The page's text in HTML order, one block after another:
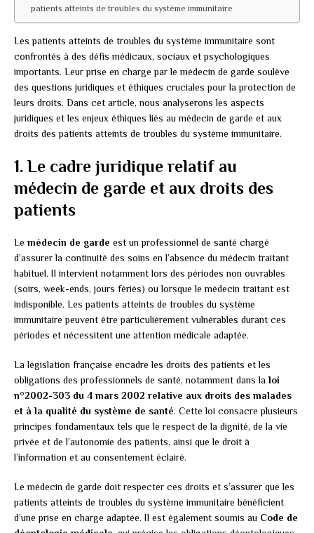
patients atteints de troubles du système immunitaire
Les patients atteints de troubles du système immunitaire sont
confrontés à des défis médicaux, sociaux et psychologiques
importants. Leur prise en charge par le médecin de garde soulève
des questions juridiques et éthiques cruciales pour la protection de
leurs droits. Dans cet article, nous analyserons les aspects
juridiques et les enjeux éthiques liés au médecin de garde et aux
droits des patients atteints de troubles du système immunitaire.
1. Le cadre juridique relatif au
médecin de garde et aux droits des
patients
Le médecin de garde est un professionnel de santé chargé
d’assurer la continuité des soins en l’absence du médecin traitant
habituel. Il intervient notamment lors des périodes non ouvrables
(soirs, week-ends, jours fériés) ou lorsque le médecin traitant est
indisponible. Les patients atteints de troubles du système
immunitaire peuvent être particulièrement vulnérables durant ces
périodes et nécessitent une attention médicale adaptée.
La législation française encadre les droits des patients et les
obligations des professionnels de santé, notamment dans la loi
n°2002-303 du 4 mars 2002 relative aux droits des malades
et à la qualité du système de santé. Cette loi consacre plusieurs
principes fondamentaux tels que le respect de la dignité, de la vie
privée et de l’autonomie des patients, ainsi que le droit à
l’information et au consentement éclairé.
Le médecin de garde doit respecter ces droits et s’assurer que les
patients atteints de troubles du système immunitaire bénéficient
d’une prise en charge adaptée. Il est également soumis au Code de